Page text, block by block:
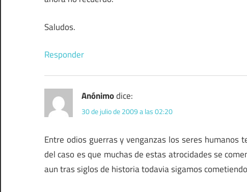
Saludos.
Responder
Anónimodice:
30 de julio de 2009 a las 02:20
Entre odios guerras y venganzas los seres
del caso es que muchas de estas atrocidades se
aun tras siglos de historia todavia sigamos